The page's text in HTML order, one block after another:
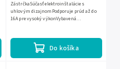
Do košíka
ZástrčkaSúčasť elektroinštalácie s
uhlovým dizajnomPodporuje prúd až do
16A pre vysoký výkonVybavená
spoľahlivosť